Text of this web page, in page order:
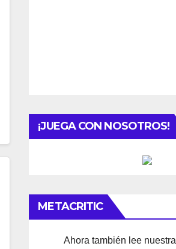
¡JUEGA CON NOSOTROS!
METACRITIC
Ahora también lee